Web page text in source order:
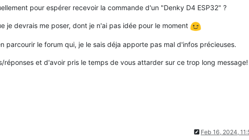
pour espérer recevoir la commande d'un "Denky D4 ESP32" ?
je devrais me poser, dont je n'ai pas idée pour le moment
parcourir le forum qui, je le sais déja apporte pas mal d'infos précieuses.
réponses et d'avoir pris le temps de vous attarder sur ce trop long message!
Feb 16, 2024,